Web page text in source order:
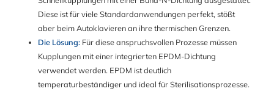
Diese ist für viele Standardanwendungen perfekt, stößt
aber beim Autoklavieren an ihre thermischen Grenzen.
Die Lösung:Für diese anspruchsvollen Prozesse müssen
Kupplungen mit einer integrierten EPDM-Dichtung
verwendet werden. EPDM ist deutlich
temperaturbeständiger und ideal für Sterilisationsprozesse.